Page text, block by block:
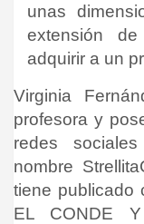
unas
extensión
adquirir a un
Virginia
profesora y
redes
nombre
tiene publicado
EL CONDE